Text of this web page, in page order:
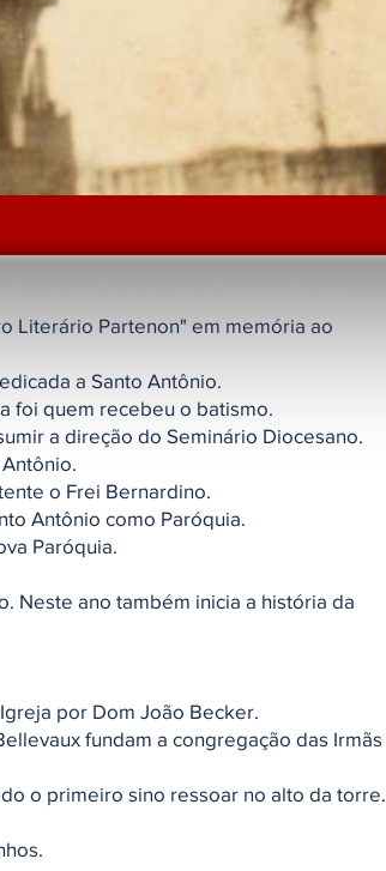
Literário Partenon" em memória ao
a Santo Antônio.
foi quem recebeu o batismo.
a direção do Seminário Diocesano.
o Frei Bernardino.
Antônio como Paróquia.
Paróquia.
Neste ano também inicia a história da
por Dom João Becker.
fundam a congregação das Irmãs
o primeiro sino ressoar no alto da torre.